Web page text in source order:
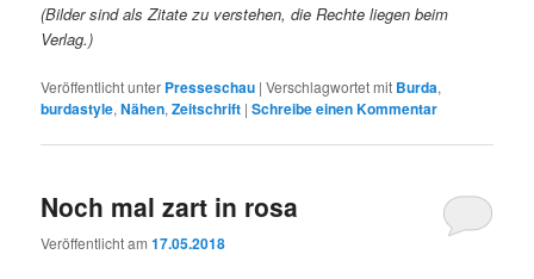
(Bilder sind als Zitate zu verstehen, die Rechte liegen beim
Verlag.)
Veröffentlicht unter Presseschau |Verschlagwortet mit Burda,
burdastyle,Nähen,Zeitschrift |Schreibe einen Kommentar
Noch mal zart in rosa
Veröffentlicht am17.05.2018